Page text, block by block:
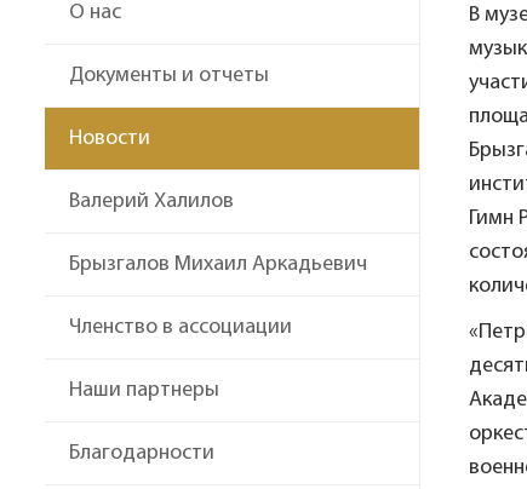
О нас
Документы и отчеты
Новости
Валерий Халилов
Брызгалов Михаил Аркадьевич
Членство в ассоциации
Наши партнеры
Благодарности
В
Гимн